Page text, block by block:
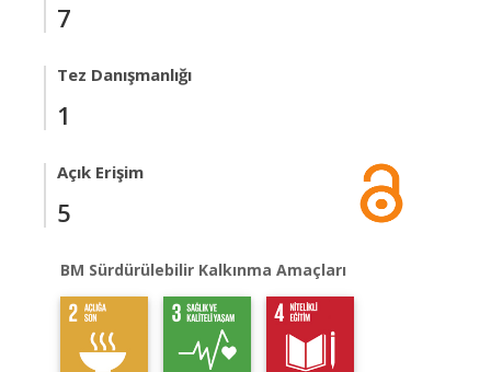
7
Tez Danışmanlığı
1
Açık Erişim
5
BM Sürdürülebilir Kalkınma Amaçları